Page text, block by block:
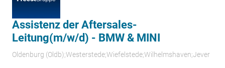
Assistenz der Aftersales-
Leitung(m/w/d) - BMW & MINI
Oldenburg (Oldb);Westerstede;Wiefelstede;Wilhelmshaven;Jever